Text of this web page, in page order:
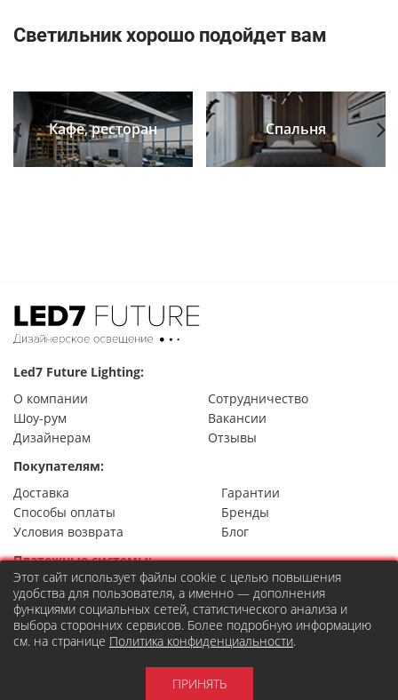
Светильник хорошо подойдет вам
Previous
Кафе, ресторан Спальня
Led7 Future Lighting:
О компании
Сотрудничество
Шоу-рум
Вакансии
Дизайнерам
Отзывы
Покупателям:
Доставка
Гарантии
Способы оплаты
Бренды
Условия возврата
Блог
Платежные системы:
Контакты
ул. Правды 24, стр.7
Этот сайт использует файлы cookie с целью повышения
удобства для пользователя, а именно — дополнения
функциями социальных сетей, статистического анализа и
выбора сторонних сервисов. Более подробную информацию
см. на странице Политика конфиденциальности.
ПРИНЯТЬ